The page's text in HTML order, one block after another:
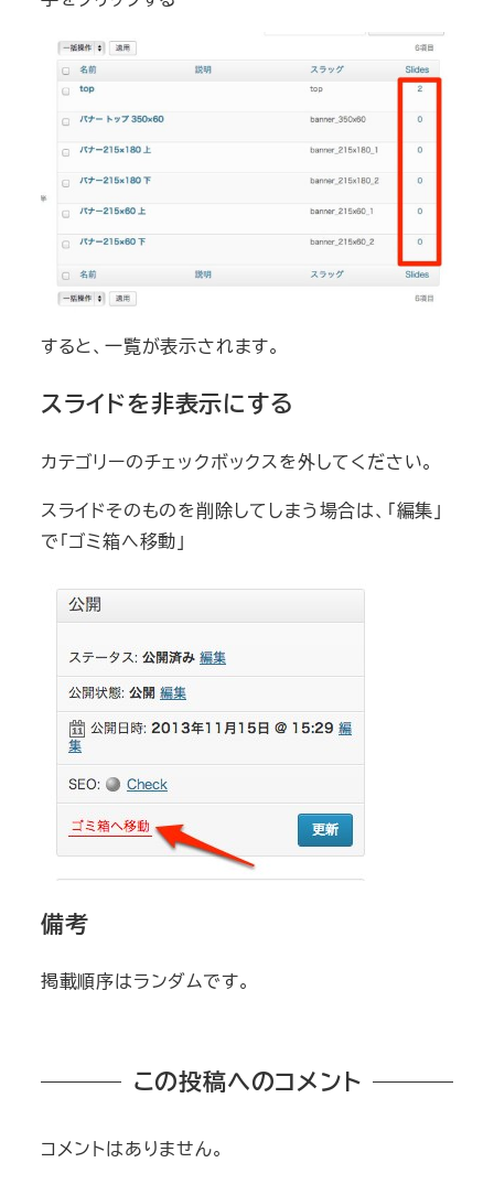
すると、一覧が表示されます。
スライドを非表示にする
カテゴリーのチェックボックスを外してください。
スライドそのものを削除してしまう場合は、「編集」
で「ゴミ箱へ移動」
備考
掲載順序はランダムです。
この投稿へのコメント
コメントはありません。